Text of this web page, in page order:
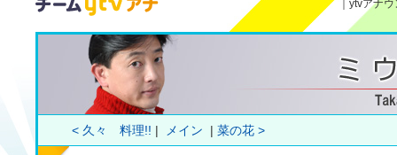
ytvアナ
< 久々 料理!! メイン 菜の花 >